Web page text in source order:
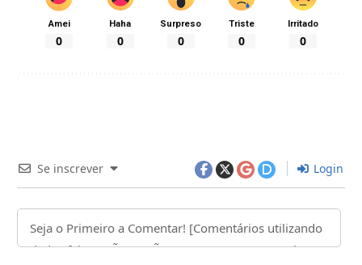
Amei
0
Haha
0
Surpreso
0
Triste
0
Irritado
0
Se inscrever Login